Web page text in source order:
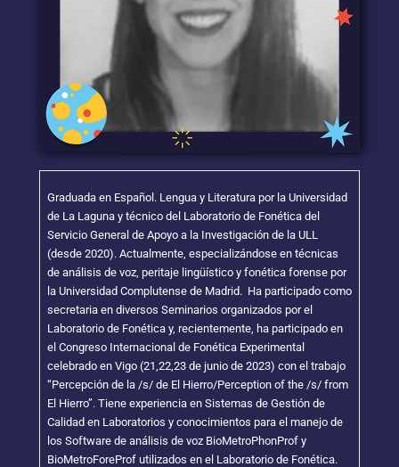
Graduada en Español. Lengua y Literatura por la Universidad
de La Laguna y técnico del Laboratorio de Fonética del
Servicio General de Apoyo a la Investigación de la ULL
(desde 2020). Actualmente, especializándose en técnicas
de análisis de voz, peritaje lingüístico y fonética forense por
la Universidad Complutense de Madrid. Ha participado como
secretaria en diversos Seminarios organizados por el
Laboratorio de Fonética y, recientemente, ha participado en
el Congreso Internacional de Fonética Experimental
celebrado en Vigo (21,22,23 de junio de 2023) con el trabajo
“Percepción de la /s/ de El Hierro/Perception of the /s/ from
El Hierro”. Tiene experiencia en Sistemas de Gestión de
Calidad en Laboratorios y conocimientos para el manejo de
los Software de análisis de voz BioMetroPhonProf y
BioMetroForeProf utilizados en el Laboratorio de Fonética.